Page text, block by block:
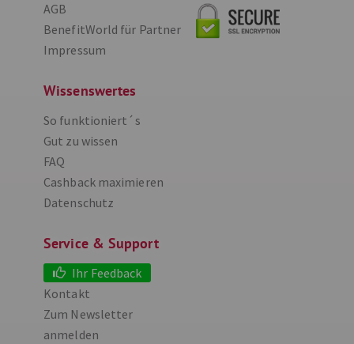
AGB
BenefitWorld für Partner
Impressum
Wissenswertes
So funktioniert´s
Gut zu wissen
FAQ
Cashback maximieren
Datenschutz
Service & Support
Ihr Feedback
Kontakt
Zum Newsletter
anmelden